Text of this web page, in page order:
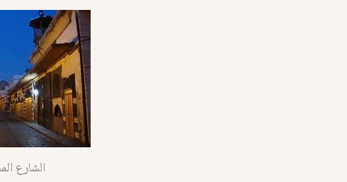
الشارع